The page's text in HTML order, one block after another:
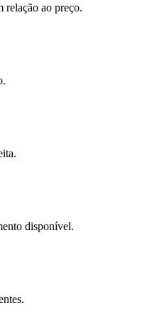
relação ao preço.
disponível.